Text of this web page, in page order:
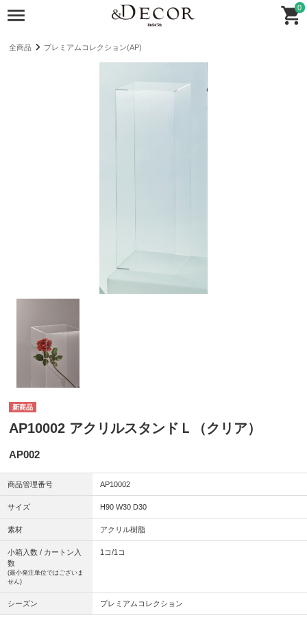
0
全商品 プレミアムコレクション(AP)
新商品
AP10002 アクリルスタンドＬ（クリア）
AP002
商品管理番号 AP10002
サイズ H90 W30 D30
素材 アクリル樹脂
小箱入数 / カートン入
数
(最小発注単位ではございま
せん)
1コ/1コ
シーズン プレミアムコレクション